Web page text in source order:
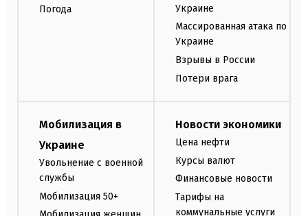
Погода
Украине
Массированная атака по
Украине
Взрывы в России
Потери врага
Мобилизация в
Украине
Увольнение с военной
службы
Мобилизация 50+
Новости экономики
Цена нефти
Курсы валют
Финансовые новости
Тарифы на
коммунальные услуги